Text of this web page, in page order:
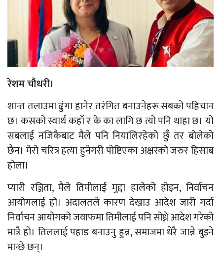
रेशम चौधरी।
शान्त तलाउमा ढुंगा हानेर तरंगित बनाउनेहरू सबको पहिचान
छ। कसको स्वार्थ कहाँ र के का लागि छ त्यो पनि थाहा छ। यो
सबलाई नजिकैबाट मैले पनि नियालिरहेको छुँ तर बोलेको
छैन। मेरो चरित्र हत्या हुनेगरी पोष्टिएका अक्षरको जरुर हिसाब
होला।
प्यारी रञ्जिता, मैले तिमीलाई मुद्दा हालेको होइन, निर्वाचन
आयोगलाई हो। अदालतले कारण देखाउ आदेश जारी गर्दा
निर्वाचन आयोगको जवाफमा तिमीलाई पनि सोध्ने आदेश गरेको
मात्रै हो। तिललाई पहाड बनाउनु हुन्न, समाजमा धेरै जान्ने बुझ्ने
मान्छे छन्।